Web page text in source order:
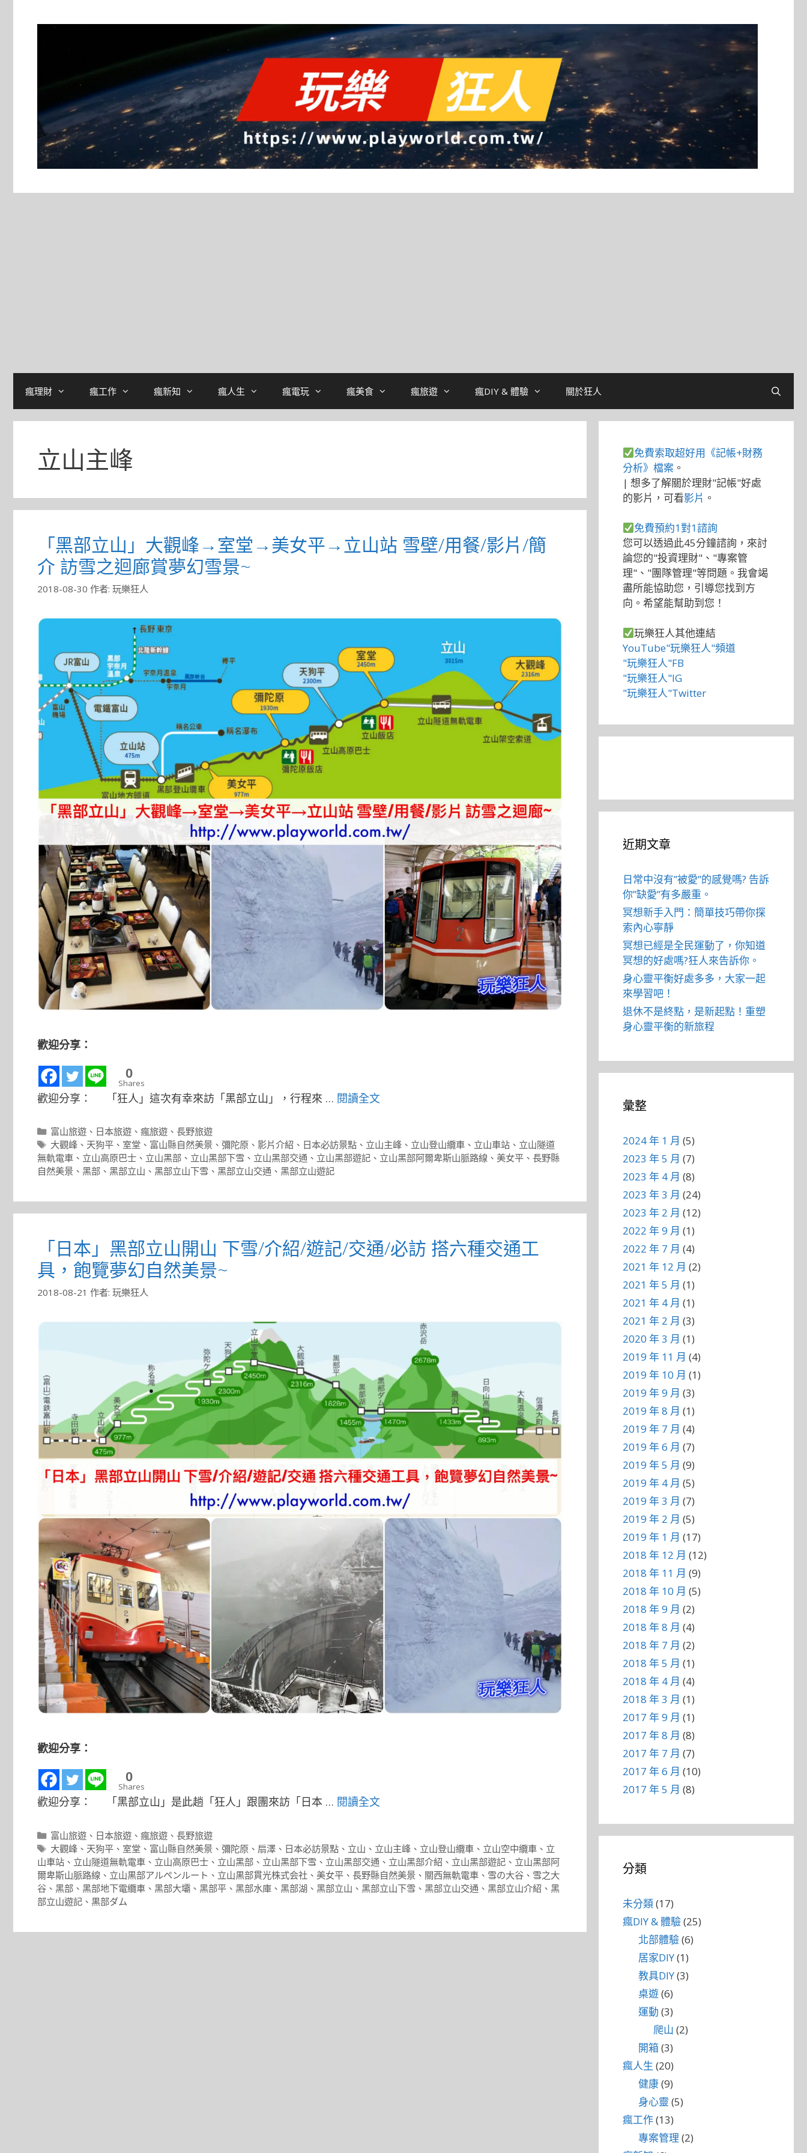
瘋理財 瘋工作 瘋新知 瘋人生 瘋電玩 瘋美食 瘋旅遊 瘋DIY & 體驗 關於狂人
立山主峰
「黑部立山」大觀峰→室堂→美女平→立山站 雪壁/用餐/影片/簡
介 訪雪之迴廊賞夢幻雪景~
2018-08-30 作者: 玩樂狂人
歡迎分享：
0
Shares
歡迎分享： 「狂人」這次有幸來訪「黑部立山」，行程來 … 閱讀全文
分
類
富山旅遊 、 日本旅遊 、瘋旅遊 、長野旅遊
標
籤
大觀峰 、 天狗平 、 室堂 、 富山縣自然美景 、彌陀原 、 影片介紹 、 日本必訪景點 、 立山主峰 、 立山登山纜車 、 立山車站 、 立山隧道
無軌電車 、 立山高原巴士 、 立山黑部 、 立山黑部下雪 、 立山黑部交通 、 立山黑部遊記 、 立山黑部阿爾卑斯山脈路線 、 美女平 、 長野縣
自然美景 、 黑部 、 黑部立山 、 黑部立山下雪 、 黑部立山交通 、 黑部立山遊記
「日本」黑部立山開山 下雪/介紹/遊記/交通/必訪 搭六種交通工
具，飽覽夢幻自然美景~
2018-08-21 作者: 玩樂狂人
歡迎分享：
0
Shares
歡迎分享： 「黑部立山」是此趟「狂人」跟團來訪「日本 … 閱讀全文
分
類
富山旅遊 、 日本旅遊 、瘋旅遊 、長野旅遊
標
籤
大觀峰 、 天狗平 、 室堂 、 富山縣自然美景 、彌陀原 、 扇澤 、 日本必訪景點 、 立山 、 立山主峰 、 立山登山纜車 、 立山空中纜車 、 立
山車站 、 立山隧道無軌電車 、 立山高原巴士 、 立山黑部 、 立山黑部下雪 、 立山黑部交通 、 立山黑部介紹 、 立山黑部遊記 、 立山黑部阿
爾卑斯山脈路線 、 立山黒部アルペンルート 、 立山黒部貫光株式会社 、 美女平 、 長野縣自然美景 、 關西無軌電車 、 雪の大谷 、 雪之大
谷 、 黑部 、 黑部地下電纜車 、 黑部大壩 、 黑部平 、 黑部水庫 、 黑部湖 、 黑部立山 、 黑部立山下雪 、 黑部立山交通 、 黑部立山介紹 、 黑
部立山遊記 、 黒部ダム
免費索取超好用《記帳+財務
分析》檔案 。
| 想多了解關於理財"記帳"好處
的影片，可看影片 。
免費預約1對1諮詢
您可以透過此45分鐘諮詢，來討
論您的"投資理財"、"專案管
理"、"團隊管理"等問題。我會竭
盡所能協助您，引導您找到方
向。希望能幫助到您！
玩樂狂人其他連結
YouTube"玩樂狂人"頻道
"玩樂狂人"FB
"玩樂狂人"IG
"玩樂狂人"Twitter
近期文章
日常中沒有”被愛”的感覺嗎? 告訴
你”缺愛”有多嚴重。
冥想新手入門：簡單技巧帶你探
索內心寧靜
冥想已經是全民運動了，你知道
冥想的好處嗎?狂人來告訴你。
身心靈平衡好處多多，大家一起
來學習吧！
退休不是終點，是新起點！重塑
身心靈平衡的新旅程
彙整
2024 年 1 月 (5)
2023 年 5 月 (7)
2023 年 4 月 (8)
2023 年 3 月 (24)
2023 年 2 月 (12)
2022 年 9 月 (1)
2022 年 7 月 (4)
2021 年 12 月 (2)
2021 年 5 月 (1)
2021 年 4 月 (1)
2021 年 2 月 (3)
2020 年 3 月 (1)
2019 年 11 月 (4)
2019 年 10 月 (1)
2019 年 9 月 (3)
2019 年 8 月 (1)
2019 年 7 月 (4)
2019 年 6 月 (7)
2019 年 5 月 (9)
2019 年 4 月 (5)
2019 年 3 月 (7)
2019 年 2 月 (5)
2019 年 1 月 (17)
2018 年 12 月 (12)
2018 年 11 月 (9)
2018 年 10 月 (5)
2018 年 9 月 (2)
2018 年 8 月 (4)
2018 年 7 月 (2)
2018 年 5 月 (1)
2018 年 4 月 (4)
2018 年 3 月 (1)
2017 年 9 月 (1)
2017 年 8 月 (8)
2017 年 7 月 (7)
2017 年 6 月 (10)
2017 年 5 月 (8)
分類
未分類(17)
瘋DIY & 體驗(25)
北部體驗(6)
居家DIY(1)
教具DIY(3)
桌遊(6)
運動 (3)
爬山 (2)
開箱(3)
瘋人生 (20)
健康(9)
身心靈 (5)
瘋工作(13)
專案管理 (2)